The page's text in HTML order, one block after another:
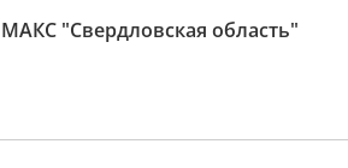
"Свердловская область"